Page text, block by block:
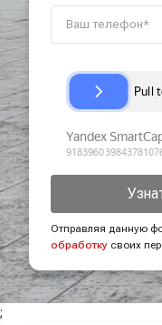
Отправляя данную
обработку своих
;